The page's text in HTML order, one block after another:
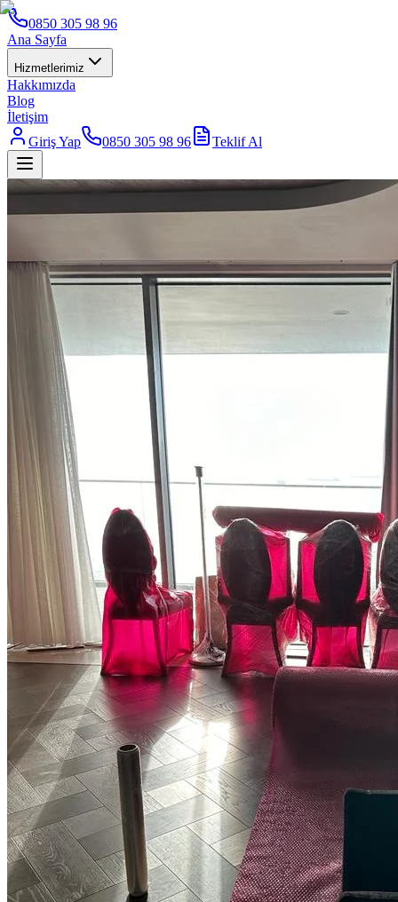
0850 305 98 96
Ana Sayfa
Hizmetlerimiz
Hakkımızda
Blog
İletişim
Giriş Yap
0850 305 98 96 Teklif Al